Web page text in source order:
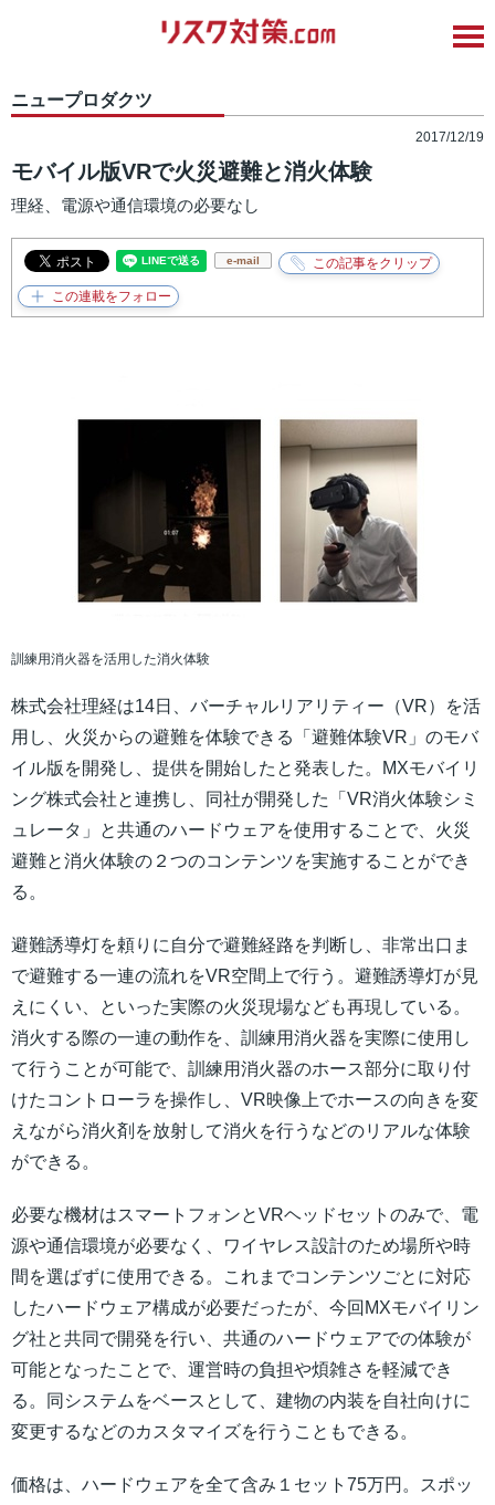
ニュープロダクツ
2017/12/19
モバイル版VRで火災避難と消火体験
理経、電源や通信環境の必要なし
e-mail
訓練用消火器を活用した消火体験
株式会社理経は14日、バーチャルリアリティー（VR）を活
用し、火災からの避難を体験できる「避難体験VR」のモバ
イル版を開発し、提供を開始したと発表した。MXモバイリ
ング株式会社と連携し、同社が開発した「VR消火体験シミ
ュレータ」と共通のハードウェアを使用することで、火災
避難と消火体験の２つのコンテンツを実施することができ
る。
避難誘導灯を頼りに自分で避難経路を判断し、非常出口ま
で避難する一連の流れをVR空間上で行う。避難誘導灯が見
えにくい、といった実際の火災現場なども再現している。
消火する際の一連の動作を、訓練用消火器を実際に使用し
て行うことが可能で、訓練用消火器のホース部分に取り付
けたコントローラを操作し、VR映像上でホースの向きを変
えながら消火剤を放射して消火を行うなどのリアルな体験
ができる。
必要な機材はスマートフォンとVRヘッドセットのみで、電
源や通信環境が必要なく、ワイヤレス設計のため場所や時
間を選ばずに使用できる。これまでコンテンツごとに対応
したハードウェア構成が必要だったが、今回MXモバイリン
グ社と共同で開発を行い、共通のハードウェアでの体験が
可能となったことで、運営時の負担や煩雑さを軽減でき
る。同システムをベースとして、建物の内装を自社向けに
変更するなどのカスタマイズを行うこともできる。
価格は、ハードウェアを全て含み１セット75万円。スポッ